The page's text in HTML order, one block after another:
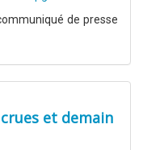
de presse
et demain